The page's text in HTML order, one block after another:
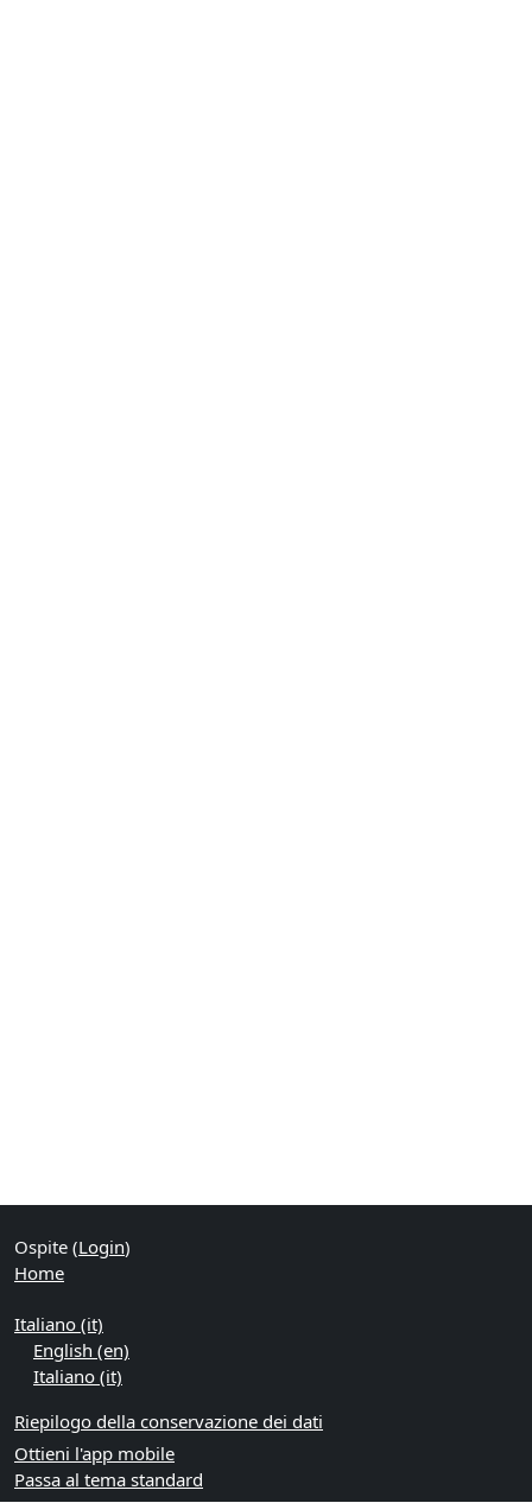
Ospite (Login)
Home
Italiano ‎(it)‎
English ‎(en)‎
Italiano ‎(it)‎
Riepilogo della conservazione dei dati
Ottieni l'app mobile
Passa al tema standard